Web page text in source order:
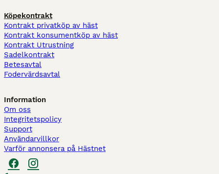
Köpekontrakt
Kontrakt privatköp av häst
Kontrakt konsumentköp av häst
Kontrakt Utrustning
Sadelkontrakt
Betesavtal
Fodervärdsavtal
Information
Om oss
Integritetspolicy
Support
Användarvillkor
Varför annonsera på Hästnet